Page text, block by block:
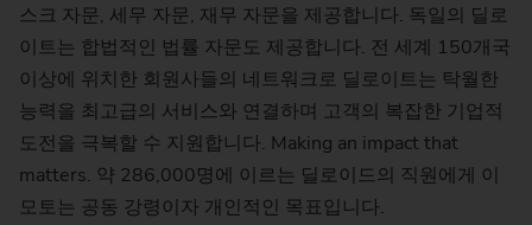
스크 자문, 세무 자문, 재무 자문을 제공합니다. 독일의 딜로
이트는 합법적인 법률 자문도 제공합니다. 전 세계 150개국
이상에 위치한 회원사들의 네트워크로 딜로이트는 탁월한
능력을 최고급의 서비스와 연결하며 고객의 복잡한 기업적
도전을 극복할 수 지원합니다. Making an impact that
matters. 약 286,000명에 이르는 딜로이드의 직원에게 이
모토는 공동 강령이자 개인적인 목표입니다.